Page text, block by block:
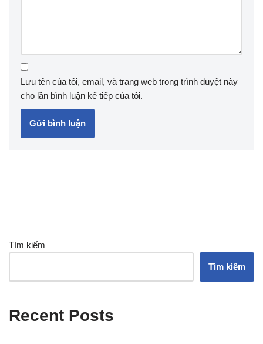
Lưu tên của tôi, email, và trang web trong trình duyệt này
cho lần bình luận kế tiếp của tôi.
Tìm kiếm
Tìm kiếm
Recent Posts